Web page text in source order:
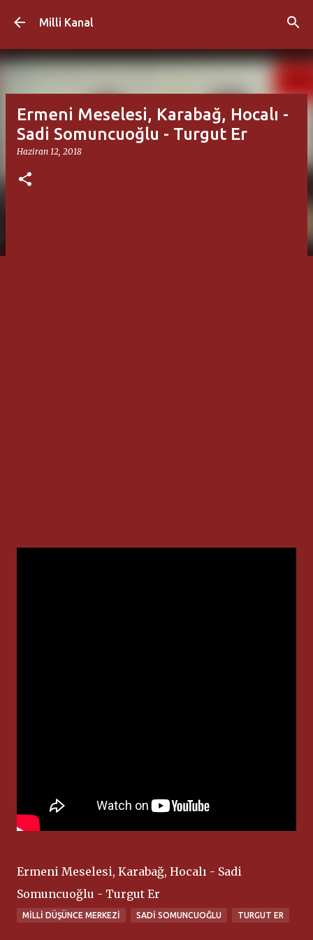
Milli Kanal
Ermeni Meselesi, Karabağ, Hocalı -
Sadi Somuncuoğlu - Turgut Er
Haziran 12, 2018
Ermeni Meselesi, Karabağ, Hocalı - Sadi
Somuncuoğlu - Turgut Er
MILLI DÜŞÜNCE MERKEZI SADI SOMUNCUOĞLU TURGUT ER